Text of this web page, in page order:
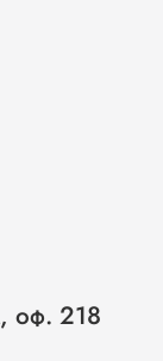
оф. 218